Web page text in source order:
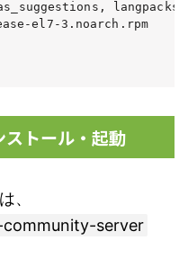
release-el7-
トール・起動
、
server